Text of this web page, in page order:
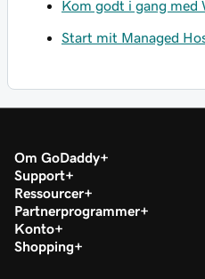
Kom godt i gang med
Start mit Managed
Om GoDaddy
Support
Ressourcer
Partnerprogrammer
Konto
Shopping